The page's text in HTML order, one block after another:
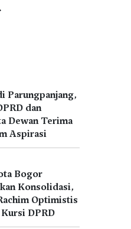
Parungpanjang,
dan
Dewan Terima
Aspirasi
Bogor
Konsolidasi,
Optimistis
Kursi DPRD